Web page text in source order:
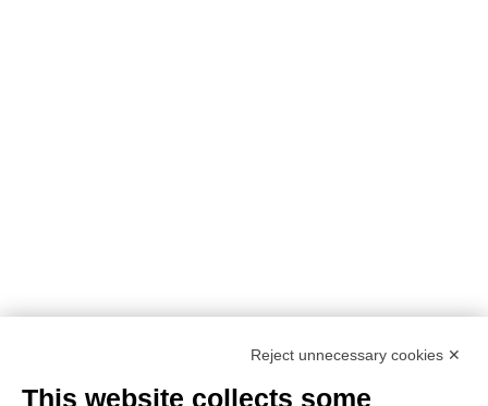
Reject unnecessary cookies ✕
This website collects some